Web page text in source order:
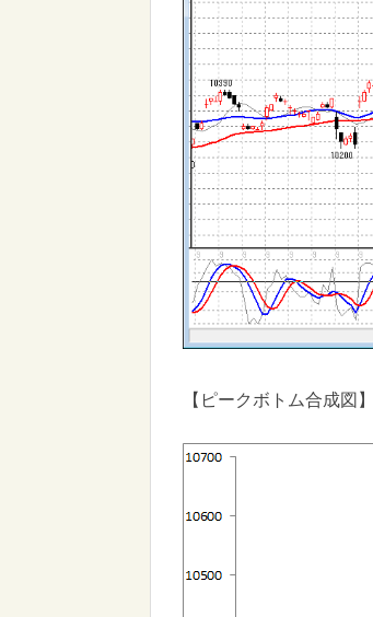
【ピークボトム合成図】